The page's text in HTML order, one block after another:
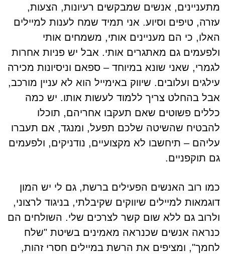
מתעניינים, אנשים שמבקשים רעיונות, הצעות,
עזרה, טיפים וסיוע. אני תמיד שמח לענות למיילים
האלו, כי הם מעניינים אותי, משמחים אותי
ולפעמים גם מאתגרים אותי. אבל יש פניות אחרות
לגמרי, שאני שונא במיוחד – ספאם וניסיונות מכירה
עילגים ועלובים. שיווק באימייל הוא לא עניין מורכב,
אבל בהחלט צריך ללמוד לעשות אותו. יש כמה
כללים פשוטים שאם תעקבו אחריהם, תוכלו
להבטיח שהשיטה שלכם תפעל, ומנגד, אם תעברו
עליהם – תיחשבו לא מקצועיים, נודניקים, ולפעמים
גם תוקפניים.
כמו רוב האנשים הפעילים ברשת, גם לי יש המון
דוגמאות למיילים שיווקים שקיבלתי, בניגוד לרצוני,
ולרוב גם ללא שום קשר לצרכים שלי. השולחים הם
כנראה אנשים שכנראה מאמינים בשיטת "שלח
לחמך", ומציפים את הרשת במיילים חסרי זהות,